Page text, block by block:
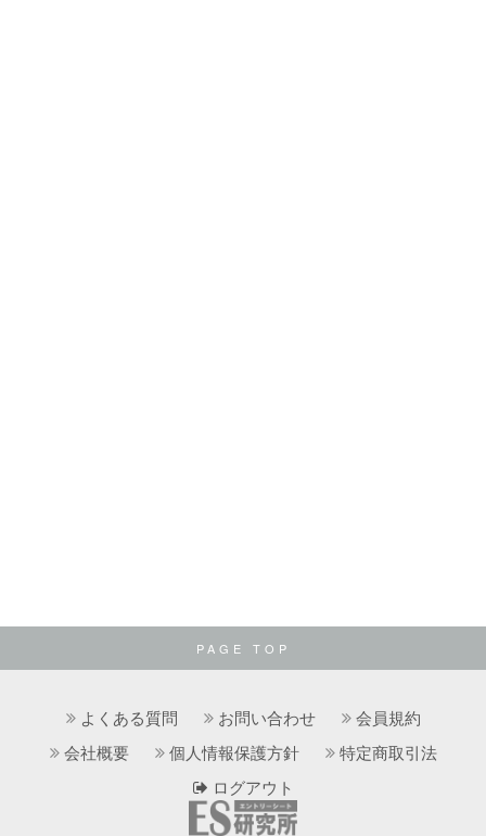
PAGE TOP
よくある質問 お問い合わせ
会員規約
会社概要
個人情報保護方針
特定商取引法
ログアウト